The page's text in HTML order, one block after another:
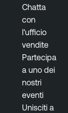
Chatta
con
l'ufficio
vendite
Partecipa
a uno dei
nostri
eventi
Unisciti a